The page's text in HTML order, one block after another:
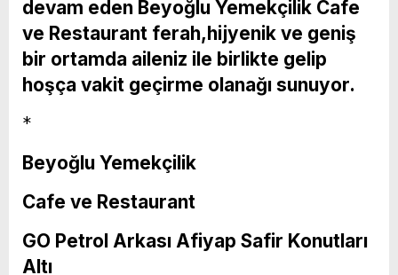
devam eden Beyoğlu Yemekçilik Cafe
ve Restaurant ferah,hijyenik ve geniş
bir ortamda aileniz ile birlikte gelip
hoşça vakit geçirme olanağı sunuyor.
*
Beyoğlu Yemekçilik
Cafe ve Restaurant
GO Petrol Arkası Afiyap Safir Konutları
Altı